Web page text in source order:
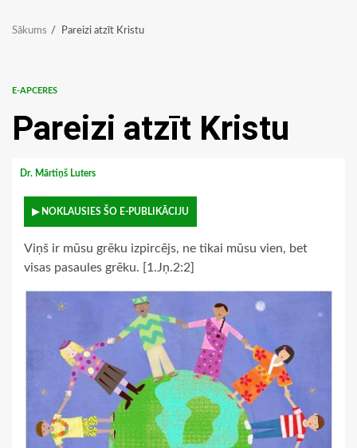
Sākums Pareizi atzīt Kristu
E-APCERES
Pareizi atzīt Kristu
Dr. Mārtiņš Luters
▶ NOKLAUSIES ŠO E-PUBLIKĀCIJU
Viņš ir mūsu grēku izpircējs, ne tikai mūsu vien, bet
visas pasaules grēku. [1.Jņ.2:2]